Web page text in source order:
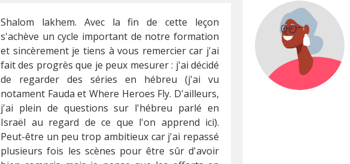
Shalom lakhem. Avec la fin de cette leçon
s'achève un cycle important de notre formation
et sincèrement je tiens à vous remercier car j'ai
fait des progrès que je peux mesurer : j'ai décidé
de regarder des séries en hébreu (j'ai vu
notament Fauda et Where Heroes Fly. D'ailleurs,
j'ai plein de questions sur l'hébreu parlé en
Israël au regard de ce que l'on apprend ici).
Peut-être un peu trop ambitieux car j'ai repassé
plusieurs fois les scènes pour être sûr d'avoir